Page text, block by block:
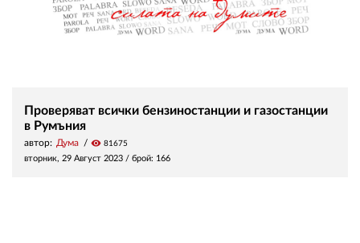
Проверяват всички бензиностанции и газостанции
в Румъния
автор: Дума visibility 81675
вторник, 29 Август 2023 / брой: 166